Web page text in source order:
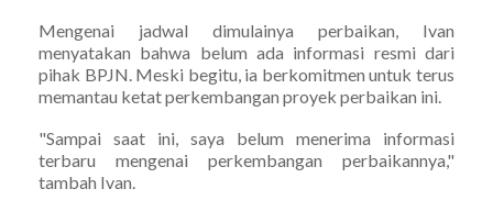
Mengenai jadwal dimulainya perbaikan, Ivan
menyatakan bahwa belum ada informasi resmi dari
pihak BPJN. Meski begitu, ia berkomitmen untuk terus
memantau ketat perkembangan proyek perbaikan ini.
"Sampai saat ini, saya belum menerima informasi
terbaru mengenai perkembangan perbaikannya,"
tambah Ivan.